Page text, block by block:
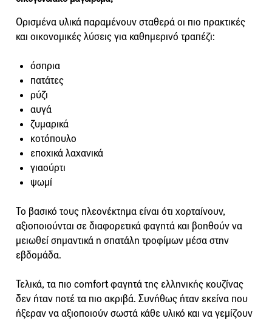
Ορισμένα υλικά παραμένουν σταθερά οι πιο πρακτικές
και οικονομικές λύσεις για καθημερινό τραπέζι:
όσπρια
πατάτες
ρύζι
αυγά
ζυμαρικά
κοτόπουλο
εποχικά λαχανικά
γιαούρτι
ψωμί
Το βασικό τους πλεονέκτημα είναι ότι χορταίνουν,
αξιοποιούνται σε διαφορετικά φαγητά και βοηθούν να
μειωθεί σημαντικά η σπατάλη τροφίμων μέσα στην
εβδομάδα.
Τελικά, τα πιο comfort φαγητά της ελληνικής κουζίνας
δεν ήταν ποτέ τα πιο ακριβά. Συνήθως ήταν εκείνα που
ήξεραν να αξιοποιούν σωστά κάθε υλικό και να γεμίζουν